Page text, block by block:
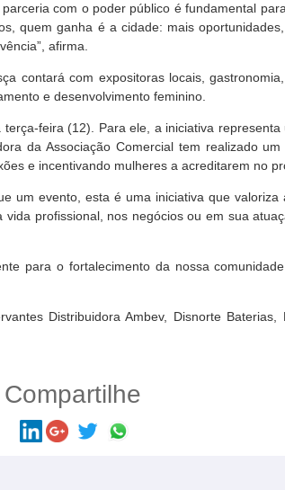
com o poder público é fundamental
quem ganha é a cidade: mais
afirma.
contará com expositoras locais,
e desenvolvimento feminino.
feira (12). Para ele, a iniciativa
da Associação Comercial tem realizado
e incentivando mulheres a acreditarem no
um evento, esta é uma iniciativa que
profissional, nos negócios ou em sua
para o fortalecimento da nossa
Distribuidora Ambev, Disnorte Baterias,
Compartilhe